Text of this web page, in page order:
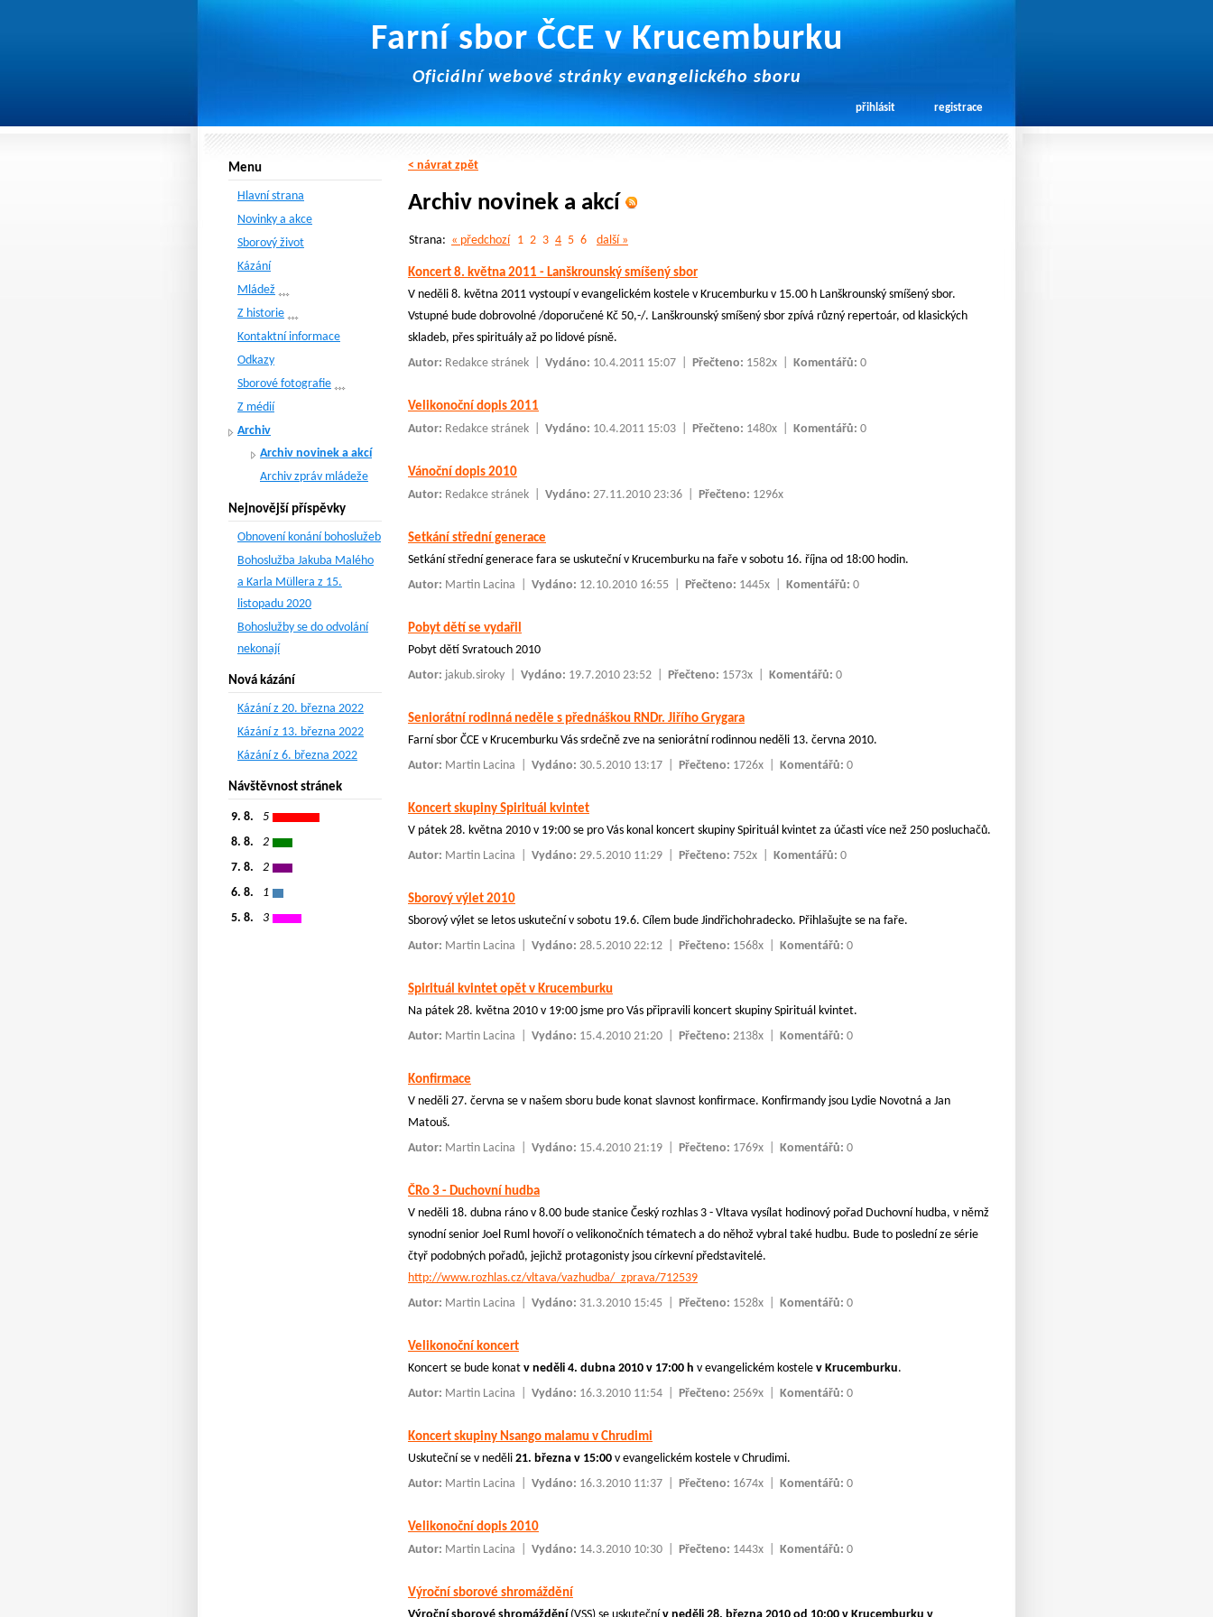
Farní sbor ČCE v Krucemburku
Oficiální webové stránky evangelického sboru
přihlásit registrace
< návrat zpět
Archiv novinek a akcí
Strana: « předchozí 1 2 3 4 5 6 další »
Koncert 8. května 2011 - Lanškrounský smíšený sbor
V neděli 8. května 2011 vystoupí v evangelickém kostele v Krucemburku v 15.00 h Lanškrounský smíšený sbor.
Vstupné bude dobrovolné /doporučené Kč 50,-/. Lanškrounský smíšený sbor zpívá různý repertoár, od klasických
skladeb, přes spirituály až po lidové písně.
Autor: Redakce stránek Vydáno: 10.4.2011 15:07 | Přečteno: 1582x | Komentářů: 0
Velikonoční dopis 2011
Autor: Redakce stránek Vydáno: 10.4.2011 15:03 | Přečteno: 1480x | Komentářů: 0
Vánoční dopis 2010
Autor: Redakce stránek Vydáno: 27.11.2010 23:36 | Přečteno: 1296x
Setkání střední generace
Setkání střední generace fara se uskuteční v Krucemburku na faře v sobotu 16. října od 18:00 hodin.
Autor: Martin Lacina Vydáno: 12.10.2010 16:55 | Přečteno: 1445x | Komentářů: 0
Pobyt dětí se vydařil
Pobyt dětí Svratouch 2010
Autor: jakub.siroky Vydáno: 19.7.2010 23:52 | Přečteno: 1573x | Komentářů: 0
Seniorátní rodinná neděle s přednáškou RNDr. Jiřího Grygara
Farní sbor ČCE v Krucemburku Vás srdečně zve na seniorátní rodinnou neděli 13. června 2010.
Autor: Martin Lacina Vydáno: 30.5.2010 13:17 | Přečteno: 1726x | Komentářů: 0
Koncert skupiny Spirituál kvintet
V pátek 28. května 2010 v 19:00 se pro Vás konal koncert skupiny Spirituál kvintet za účasti více než 250 posluchačů.
Autor: Martin Lacina Vydáno: 29.5.2010 11:29 | Přečteno: 752x | Komentářů: 0
Sborový výlet 2010
Sborový výlet se letos uskuteční v sobotu 19.6. Cílem bude Jindřichohradecko. Přihlašujte se na faře.
Autor: Martin Lacina Vydáno: 28.5.2010 22:12 | Přečteno: 1568x | Komentářů: 0
Spirituál kvintet opět v Krucemburku
Na pátek 28. května 2010 v 19:00 jsme pro Vás připravili koncert skupiny Spirituál kvintet.
Autor: Martin Lacina Vydáno: 15.4.2010 21:20 | Přečteno: 2138x | Komentářů: 0
Konfirmace
V neděli 27. června se v našem sboru bude konat slavnost konfirmace. Konfirmandy jsou Lydie Novotná a Jan
Matouš.
Autor: Martin Lacina Vydáno: 15.4.2010 21:19 | Přečteno: 1769x | Komentářů: 0
ČRo 3 - Duchovní hudba
V neděli 18. dubna ráno v 8.00 bude stanice Český rozhlas 3 - Vltava vysílat hodinový pořad Duchovní hudba, v němž
synodní senior Joel Ruml hovoří o velikonočních tématech a do něhož vybral také hudbu. Bude to poslední ze série
čtyř podobných pořadů, jejichž protagonisty jsou církevní představitelé.
http://www.rozhlas.cz/vltava/vazhudba/_zprava/712539
Autor: Martin Lacina Vydáno: 31.3.2010 15:45 | Přečteno: 1528x | Komentářů: 0
Velikonoční koncert
Koncert se bude konat v neděli 4. dubna 2010 v 17:00 h v evangelickém kostele v Krucemburku.
Autor: Martin Lacina Vydáno: 16.3.2010 11:54 | Přečteno: 2569x | Komentářů: 0
Koncert skupiny Nsango malamu v Chrudimi
Uskuteční se v neděli 21. března v 15:00 v evangelickém kostele v Chrudimi.
Autor: Martin Lacina Vydáno: 16.3.2010 11:37 | Přečteno: 1674x | Komentářů: 0
Velikonoční dopis 2010
Autor: Martin Lacina Vydáno: 14.3.2010 10:30 | Přečteno: 1443x | Komentářů: 0
Výroční sborové shromáždění
Menu
Hlavní strana
Novinky a akce
Sborový život
Kázání
Mládež
Z historie
Kontaktní informace
Odkazy
Sborové fotografie
Z médií
Archiv
Archiv novinek a akcí
Archiv zpráv mládeže
Nejnovější příspěvky
Obnovení konání bohoslužeb
Bohoslužba Jakuba Malého
a Karla Müllera z 15.
listopadu 2020
Bohoslužby se do odvolání
nekonají
Nová kázání
Kázání z 20. března 2022
Kázání z 13. března 2022
Kázání z 6. března 2022
Návštěvnost stránek
9. 8.
5
8. 8.
2
7. 8.
2
6. 8.
1
5. 8.
3